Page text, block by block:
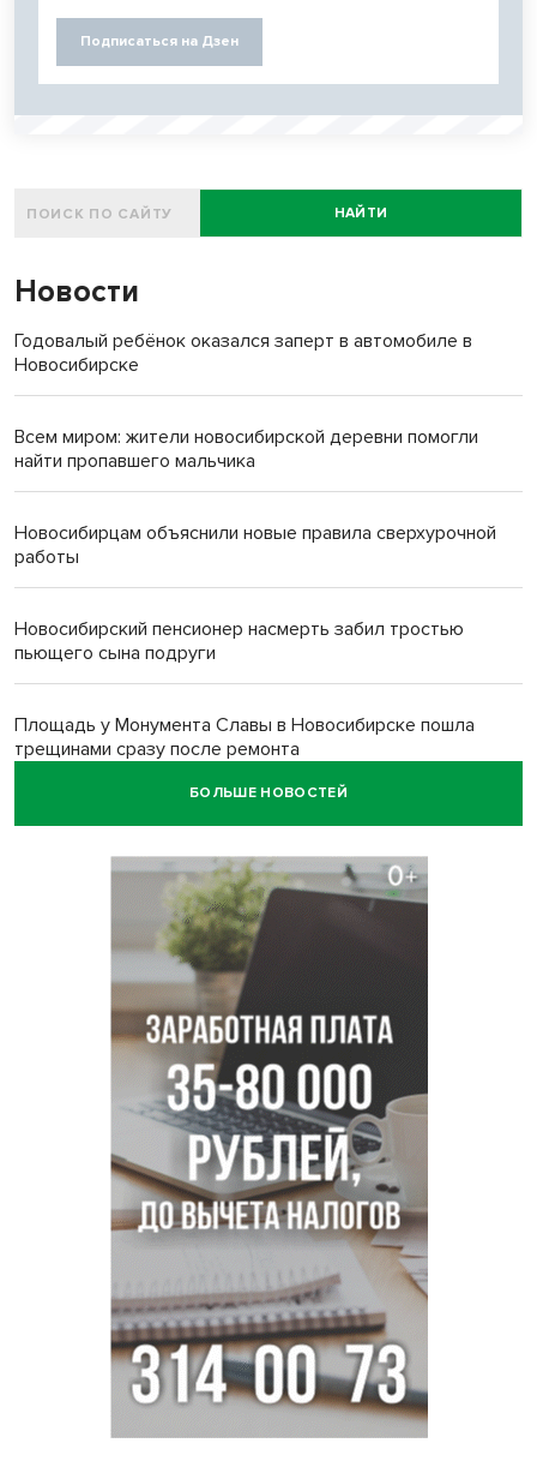
Подписаться на Дзен
НАЙТИ
Новости
Годовалый ребёнок оказался заперт в автомобиле в
Новосибирске
Всем миром: жители новосибирской деревни помогли
найти пропавшего мальчика
Новосибирцам объяснили новые правила сверхурочной
работы
Новосибирский пенсионер насмерть забил тростью
пьющего сына подруги
Площадь у Монумента Славы в Новосибирске пошла
трещинами сразу после ремонта
Африканский врач поразил новосибирцев в травмпункте
Покрытие рулежных дорожек обновили в аэропорту
Толмачево по нацпроекту
В Новосибирске зафиксирован рост заболеваемости
энтеровирусной инфекцией
В Новосибирске осудили внука за продажу дедова ружья
БОЛЬШЕ НОВОСТЕЙ